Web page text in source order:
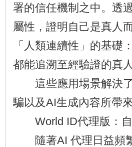
署的信任機制之中。透
屬性，證明自己是真人
「人類連續性」的基礎
都能追溯至經驗證的真人
這些應用場景解決了
騙以及AI生成內容所帶
World ID代理版：自
隨著AI 代理日益頻繁